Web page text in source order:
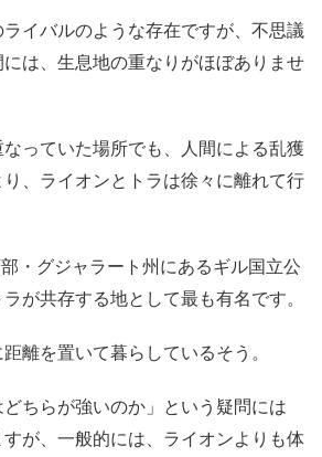
ライバルのような存在ですが、不思議
は、生息地の重なりがほぼありませ
っていた場所でも、人間による乱獲
、ライオンとトラは徐々に離れて行
・グジャラート州にあるギル国立公
が共存する地として最も有名です。
離を置いて暮らしているそう。
どちらが強いのか」という疑問には
が、一般的には、ライオンよりも体